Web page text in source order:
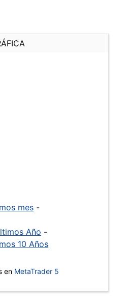
mes -
Año -
10 Años
en MetaTrader 5